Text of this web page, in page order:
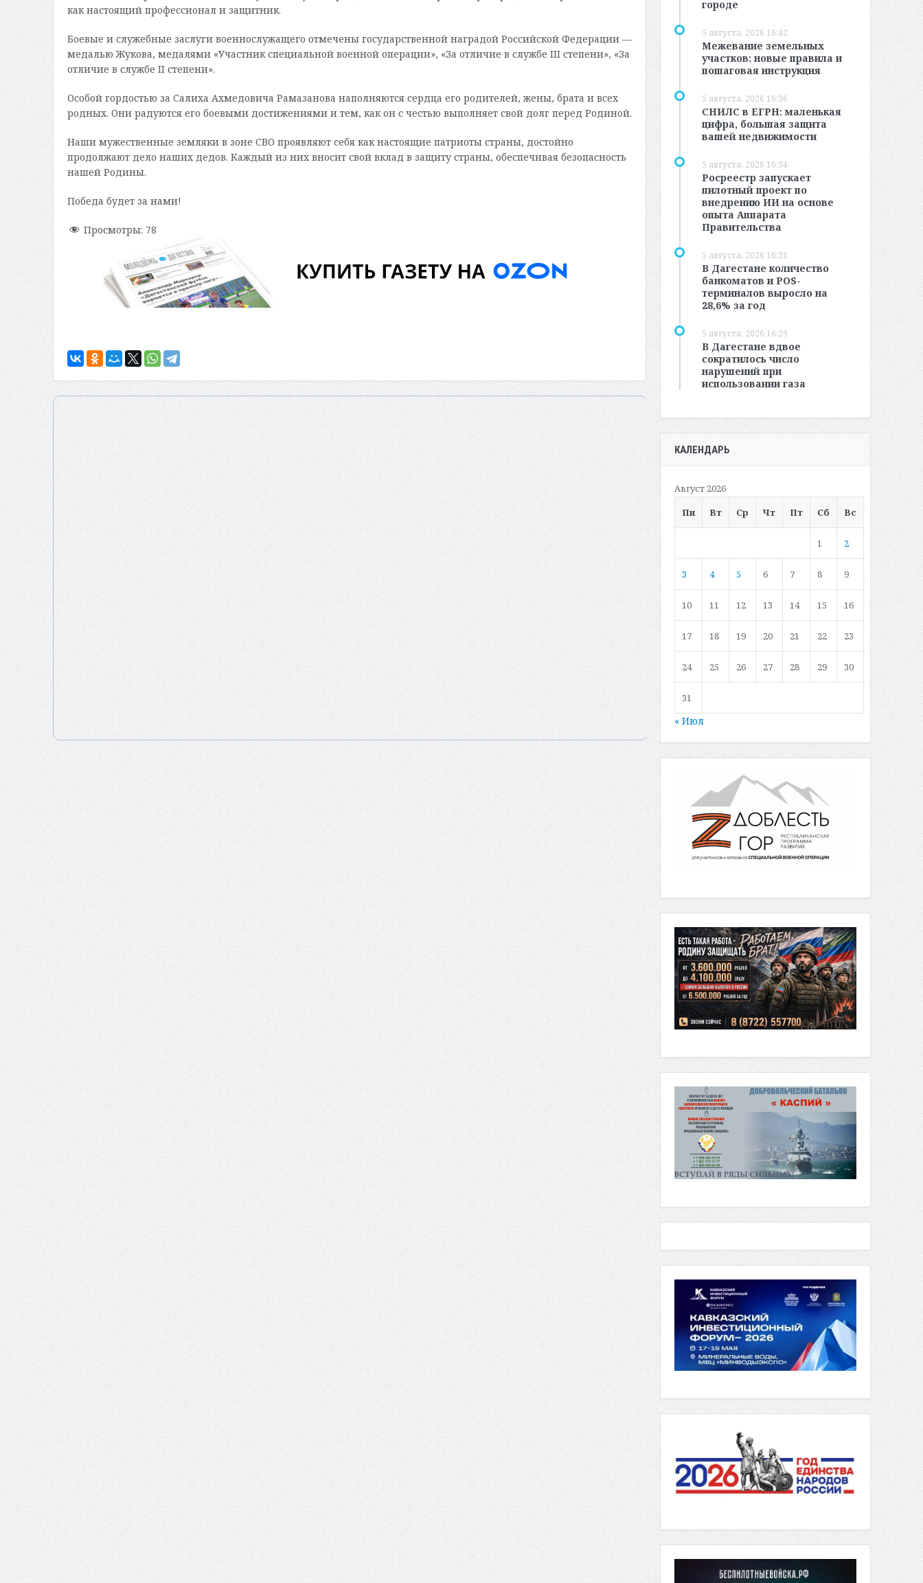
как настоящий профессионал и защитник.
Боевые и служебные заслуги военнослужащего отмечены государственной наградой Российской Федерации —
медалью Жукова, медалями «Участник специальной военной операции», «За отличие в службе III степени», «За
отличие в службе II степени».
Особой гордостью за Салиха Ахмедовича Рамазанова наполняются сердца его родителей, жены, брата и всех
родных. Они радуются его боевыми достижениями и тем, как он с честью выполняет свой долг перед Родиной.
Наши мужественные земляки в зоне СВО проявляют себя как настоящие патриоты страны, достойно
продолжают дело наших дедов. Каждый из них вносит свой вклад в защиту страны, обеспечивая безопасность
нашей Родины.
Победа будет за нами!
Просмотры: 78
городе
5 августа, 2026 16:42
Межевание земельных
участков: новые правила и
пошаговая инструкция
5 августа, 2026 16:36
СНИЛС в ЕГРН: маленькая
цифра, большая защита
вашей недвижимости
5 августа, 2026 16:34
Росреестр запускает
пилотный проект по
внедрению ИИ на основе
опыта Аппарата
Правительства
5 августа, 2026 16:31
В Дагестане количество
банкоматов и POS-
терминалов выросло на
28,6% за год
5 августа, 2026 16:29
В Дагестане вдвое
сократилось число
нарушений при
использовании газа
КАЛЕНДАРЬ
Август 2026
Пн
Вт Ср Чт Пт Сб Вс
1 2
3 4 5 6 7 8 9
10 11 12 13 14 15 16
17 18 19 20 21 22 23
24 25 26 27 28 29 30
31
« Июл